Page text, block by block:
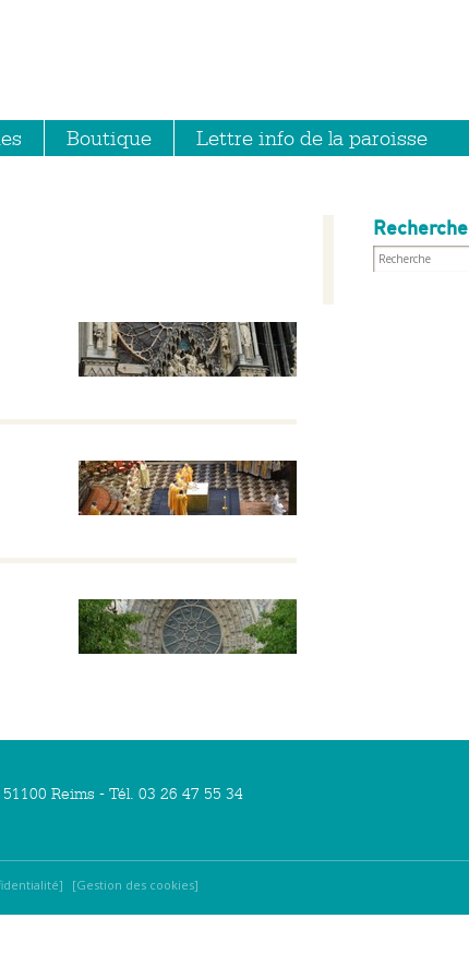
Boutique Lettre info de la paroisse
Recherche
Reims - Tél. 03 26 47 55 34
Gestion des cookies